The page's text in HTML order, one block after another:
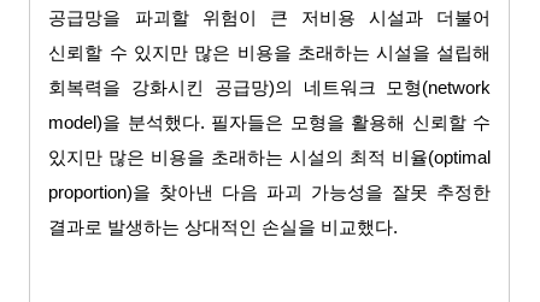
공급망을 파괴할 위험이 큰 저비용 시설과 더불어
신뢰할 수 있지만 많은 비용을 초래하는 시설을 설립해
회복력을 강화시킨 공급망)의 네트워크 모형(network
model)을 분석했다. 필자들은 모형을 활용해 신뢰할 수
있지만 많은 비용을 초래하는 시설의 최적 비율(optimal
proportion)을 찾아낸 다음 파괴 가능성을 잘못 추정한
결과로 발생하는 상대적인 손실을 비교했다.